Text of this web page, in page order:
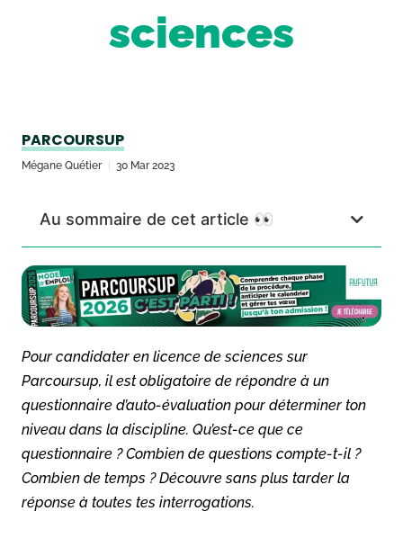
sciences
PARCOURSUP
Mégane Quétier 30 Mar 2023
Au sommaire de cet article 👀
Pour candidater en licence de sciences sur
Parcoursup, il est obligatoire de répondre à un
questionnaire d’auto-évaluation pour déterminer ton
niveau dans la discipline. Qu’est-ce que ce
questionnaire ? Combien de questions compte-t-il ?
Combien de temps ? Découvre sans plus tarder la
réponse à toutes tes interrogations.